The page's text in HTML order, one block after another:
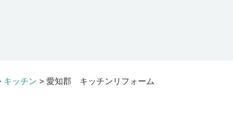
キッチン > 愛知郡 キッチンリフォーム